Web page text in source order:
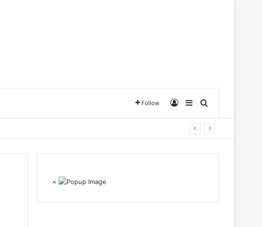
Follow Log InSidebarSearch for
×